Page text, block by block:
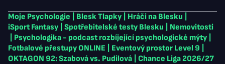
Moje Psychologie Blesk Tlapky Hráči na Blesku
iSport Fantasy
Spotřebitelské testy Blesku
Nemovitosti
Psychologika - podcast rozbíjející psychologické mýty
Fotbalové přestupy ONLINE
Eventový prostor Level 9
OKTAGON 92: Szabová vs. Pudilová
Chance Liga 2026/27